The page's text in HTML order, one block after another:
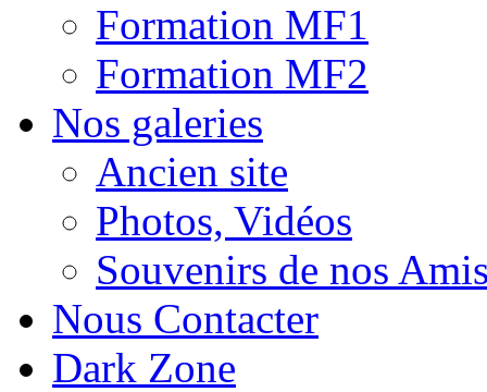
Formation MF1
Formation MF2
Nos galeries
Ancien site
Photos, Vidéos
Souvenirs de nos
Nous Contacter
Dark Zone